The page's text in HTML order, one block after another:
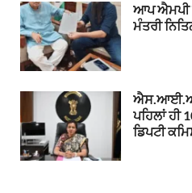
ਆਪ ਐਮਪੀ
ਮੰਤਰੀ
ਪਹਿਲਾਂ ਹੀ
ਡਿਪਟੀ